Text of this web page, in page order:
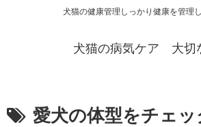
犬猫の健康管理しっかり健康を管理
犬猫の病気ケア 大切
愛犬の体型をチェッ